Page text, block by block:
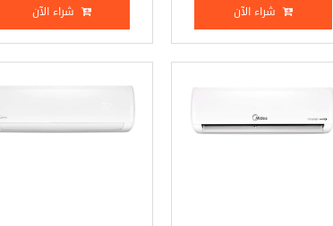
شراء الآن شراء الآن